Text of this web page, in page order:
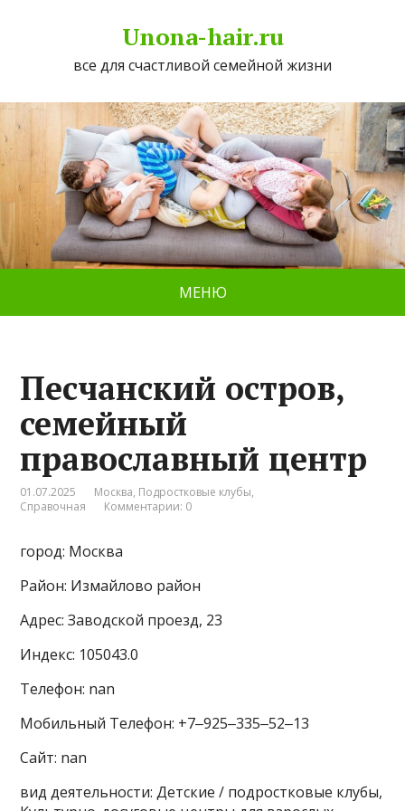
Unona-hair.ru
все для счастливой семейной жизни
МЕНЮ
Песчанский остров,
семейный
православный центр
01.07.2025 Москва, Подростковые клубы,
Справочная
Комментарии: 0
город: Москва
Район: Измайлово район
Адрес: Заводской проезд, 23
Индекс: 105043.0
Телефон: nan
Мобильный Телефон: +7‒925‒335‒52‒13
Сайт: nan
вид деятельности: Детские / подростковые клубы,